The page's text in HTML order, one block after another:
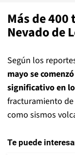
Más de
Nevado de
Según los
mayo se
significativo en
fracturamiento
como sismos
Te puede